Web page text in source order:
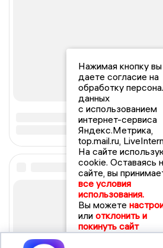
Нажимая кнопку вы
даете согласие на
обработку
данных
с использованием
интернет-сервиса
Яндекс.Метрика,
top.mail.ru,
На сайте
cookie. Оставаясь
сайте, вы
все условия
использования.
Вы можете
или отклонить и
покинуть сайт